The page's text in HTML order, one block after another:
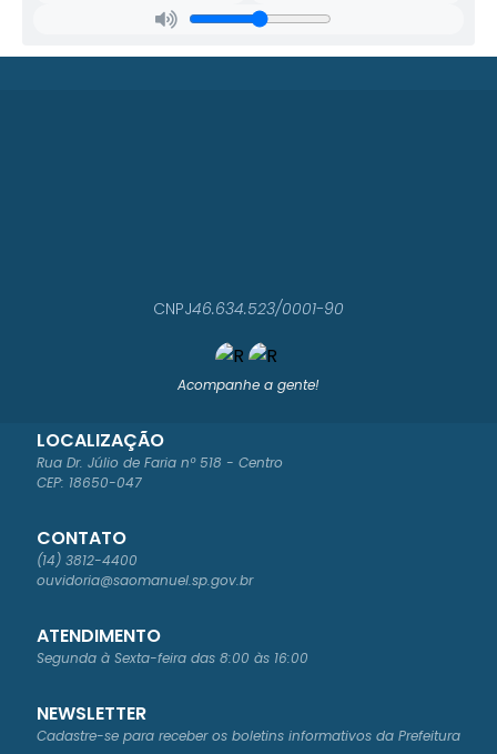
Acompanhe a gente!
LOCALIZAÇÃO
Rua Dr. Júlio de Faria nº 518 - Centro
CEP: 18650-047
CONTATO
(14) 3812-4400
ouvidoria@saomanuel.sp.gov.br
ATENDIMENTO
Segunda à Sexta-feira das 8:00 às 16:00
CNPJ46.634.523/0001-90
NEWSLETTER
Cadastre-se para receber os boletins informativos da Prefeitura